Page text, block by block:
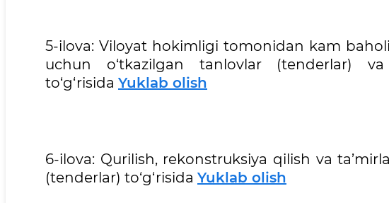
5-ilova: Viloyat hokimligi tomonidan kam
uchun o‘tkazilgan tanlovlar (tenderlar)
to‘g‘risida Yuklab olish
6-ilova: Qurilish, rekonstruksiya qilish va
(tenderlar) to‘g‘risida Yuklab olish